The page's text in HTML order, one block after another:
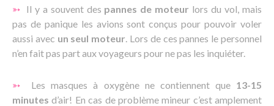
➳ Il y a souvent des pannes de moteur lors du vol, mais
pas de panique les avions sont conçus pour pouvoir voler
aussi avec un seul moteur. Lors de ces pannes le personnel
n’en fait pas part aux voyageurs pour ne pas les inquiéter.
➳ Les masques à oxygène ne contiennent que 13-15
minutes d’air! En cas de problème mineur c’est amplement